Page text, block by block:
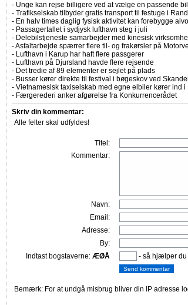
- Unge kan rejse billigere ved at vælge en passende
- Trafikselskab tilbyder gratis transport til festuge i
- En halv times daglig fysisk aktivitet kan forebygge
- Passagertallet i sydjysk lufthavn steg i juli
- Delebilstjeneste samarbejder med kinesisk
-Asfaltarbejde spærrer flere til- og frakørsler på
- Lufthavn i Karup har haft flere passgerer
- Lufthavn på Djursland havde flere rejsende
- Det tredie af 89 elementer er sejlet på plads
- Busser kører direkte til festival i bøgeskov ved
- Vietnamesisk taxiselskab med egne elbiler kører ind i
- Færgerederi anker afgørelse fra Konkurrencerådet
Skriv din kommentar:
Alle felter skal udfyldes!
Titel:
Kommentar:
Navn:
Email:
Adresse:
By:
Indtast bogstaverne: ÆØÅ - så hjælper du
Bemærk: For at undgå misbrug bliver din IP adresse